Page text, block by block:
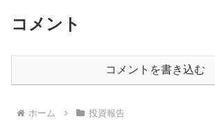
コメント
コメントを書き込む
ホーム 投資報告